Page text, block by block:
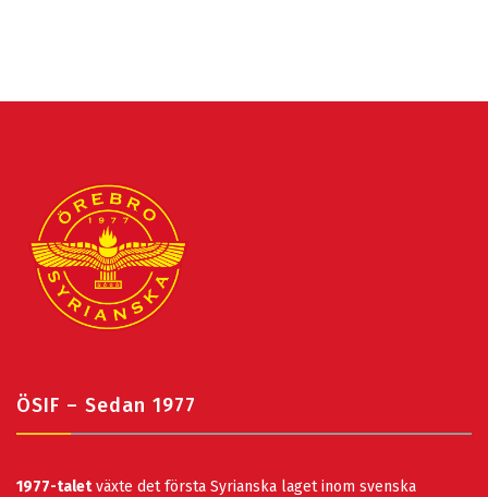
ÖSIF – Sedan 1977
1977-taletväxte det första Syrianska laget inom svenska